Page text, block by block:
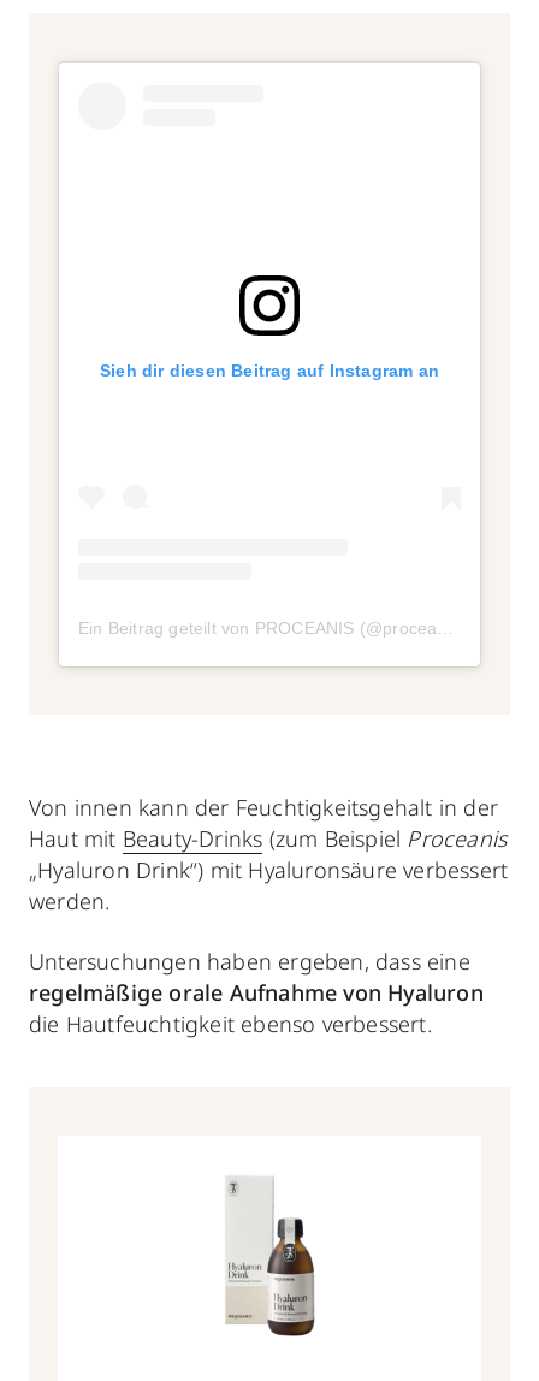
Sieh dir diesen Beitrag auf Instagram an
Von innen kann der Feuchtigkeitsgehalt in der
Haut mit Beauty-Drinks (zum Beispiel Proceanis
„Hyaluron Drink“) mit Hyaluronsäure verbessert
werden.
Untersuchungen haben ergeben, dass eine
regelmäßige orale Aufnahme von Hyaluron
die Hautfeuchtigkeit ebenso verbessert.